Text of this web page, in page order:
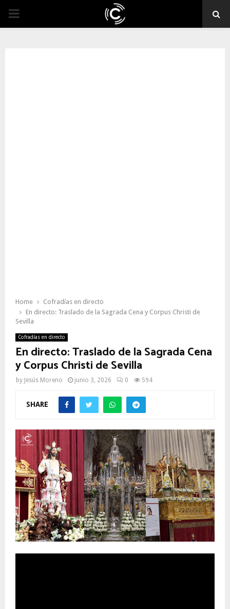
PRIMARY
Home
Cofradías en directo
En directo: Traslado de la Sagrada Cena y Corpus Christi de
Sevilla
Cofradías en directo
En directo: Traslado de la Sagrada Cena
y Corpus Christi de Sevilla
by Jesús Moreno junio 3, 2026 0 594
SHARE